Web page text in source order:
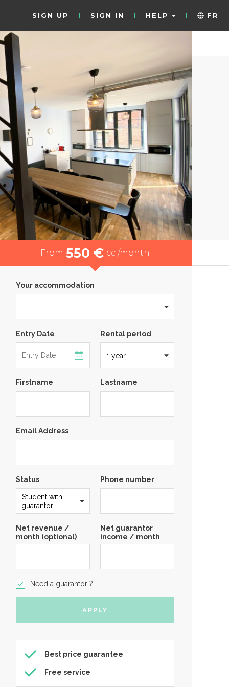
SIGN UP SIGN IN HELP FR
38
From 550 € cc /month
Your accommodation
Entry Date Rental period
Firstname Lastname
Email Address
Status Phone number
Net revenue /
month (optional)
Net guarantor
income / month
Need a guarantor ?
Best price guarantee
Free service